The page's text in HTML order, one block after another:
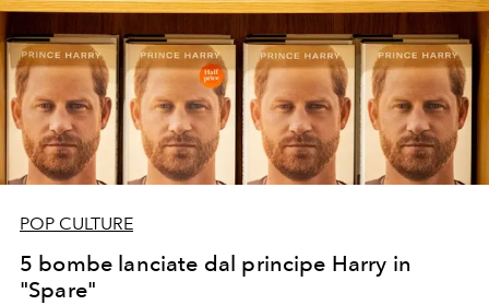
POP CULTURE
5 bombe lanciate dal principe Harry in
"Spare"